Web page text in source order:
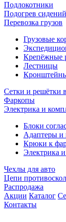
Подлокотники
Подогрев сидений
Перевозка грузов
Грузовые
Крепёжные
Лестницы
Кронштейны
Сетки и решётки
Фаркопы
Электрика и
Блоки
Адаптеры и
Крюки к
Электрика
Чехлы для авто
Цепи
Распродажа
Акции Каталог
Контакты